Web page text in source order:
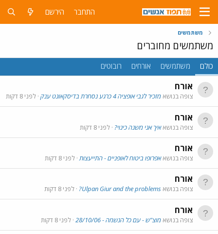
התחבר הירשם
משתמשים
משתמשים מחוברים
כולם משתמשים אורחים רובוטים
אורח
צופה בנושא מזכיר לגבי אופציה 4 כרגע נסחרת בדיסקאונט ענק לפני 8 דקות
אורח
צופה בנושאאיך אני משנה כינוי? לפני 8 דקות
אורח
צופה בנושאאפרופו ביטוח לאופניים - התייעצות לפני 8 דקות
אורח
צופה בנושא Ulpan Giur and the problems? לפני 8 דקות
אורח
צופה בנושא מוצ"ש - עם כל הנשמה - 28/10/06 לפני 8 דקות